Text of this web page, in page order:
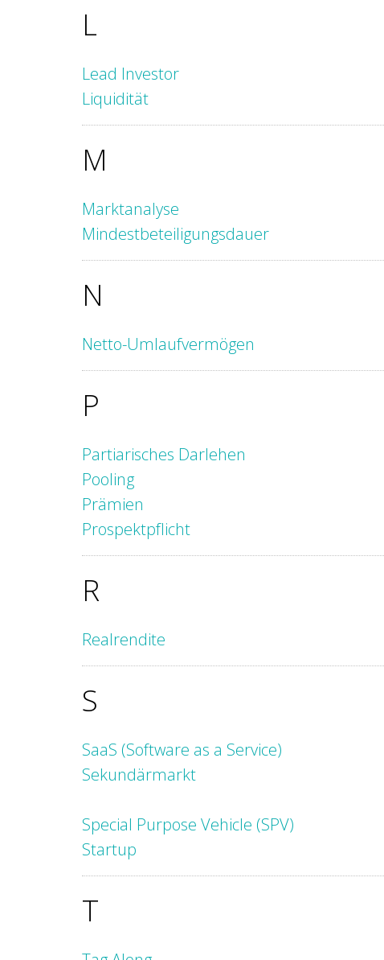
L
Lead Investor
Liquidität
M
Marktanalyse
Mindestbeteiligungsdauer
N
Netto-Umlaufvermögen
P
Partiarisches Darlehen
Pooling
Prämien
Prospektpflicht
R
Realrendite
S
SaaS (Software as a Service)
Sekundärmarkt
Special Purpose Vehicle (SPV)
Startup
T